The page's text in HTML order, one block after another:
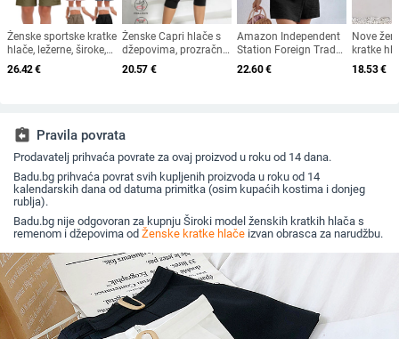
Ženske sportske kratke
hlače, ležerne, široke,
jednobojne, visokog
struka, s vezicama,
26.42€
Ženske Capri hlače s
džepovima, prozračni
materijal, casual
sportski stil, kapri
20.57 €
Amazon Independent
Station Foreign Trade
Najprodavanije
europske i američke
22.60€
Nove
kratke
Cross
ležerne
18.53€
assignment_return Pravila povrata
Prodavatelj prihvaća povrate za ovaj proizvod u roku od 14 dana.
Badu.bg prihvaća povrat svih kupljenih proizvoda u roku od 14
kalendarskih dana od datuma primitka (osim kupaćih kostima i donjeg
rublja).
Badu.bg nije odgovoran za kupnju Široki model ženskih kratkih hlača s
remenom i džepovima od Ženske kratke hlače izvan obrasca za narudžbu.